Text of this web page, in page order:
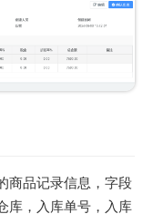
商品记录信息，字段
库，入库单号，入库